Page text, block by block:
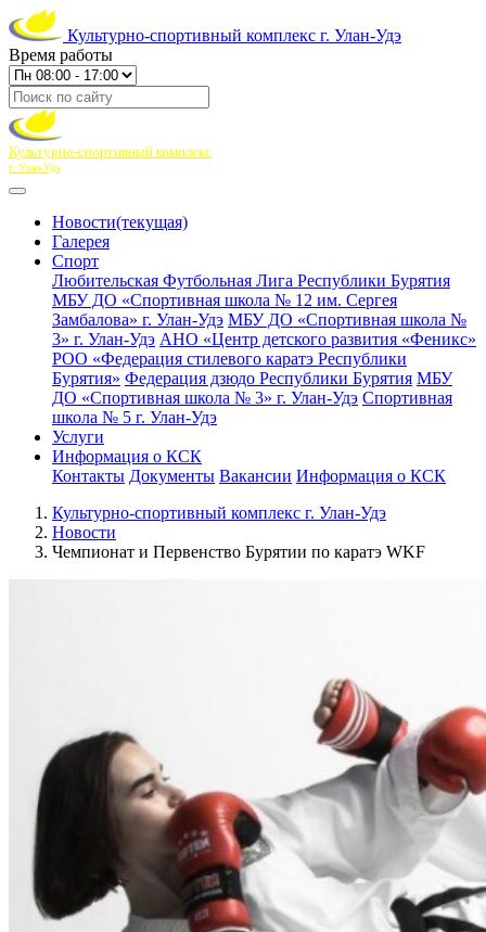
Культурно-спортивный комплекс г. Улан-Удэ
Время работы
Культурно-спортивный комплекс
г. Улан-Удэ
Новости(текущая)
Галерея
Спорт
Любительская Футбольная Лига Республики Бурятия
МБУ ДО «Спортивная школа № 12 им. Сергея
Замбалова» г. Улан-Удэ МБУ ДО «Спортивная школа №
3» г. Улан-Удэ АНО «Центр детского развития «Феникс»
РОО «Федерация стилевого каратэ Республики
Бурятия» Федерация дзюдо Республики Бурятия МБУ
ДО «Спортивная школа № 3» г. Улан-Удэ Спортивная
школа № 5 г. Улан-Удэ
Услуги
Информация о КСК
Контакты Документы Вакансии Информация о КСК
Культурно-спортивный комплекс г. Улан-Удэ
Новости
Чемпионат и Первенство Бурятии по каратэ WKF